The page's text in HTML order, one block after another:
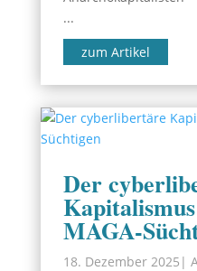
...
zum Artikel
Der
MAGA-
18. Dezember 2025 |